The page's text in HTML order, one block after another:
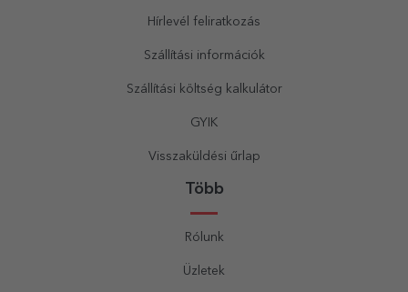
Hírlevél feliratkozás
Szállítási információk
Szállítási költség kalkulátor
GYIK
Visszaküldési űrlap
Több
Rólunk
Üzletek